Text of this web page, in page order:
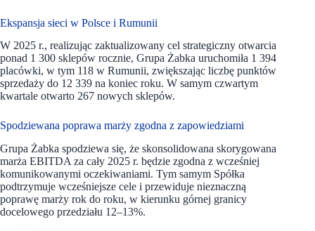
Ekspansja sieci w Polsce i Rumunii
W 2025 r., realizując zaktualizowany cel strategiczny otwarcia
ponad 1 300 sklepów rocznie, Grupa Żabka uruchomiła 1 394
placówki, w tym 118 w Rumunii, zwiększając liczbę punktów
sprzedaży do 12 339 na koniec roku. W samym czwartym
kwartale otwarto 267 nowych sklepów.
Spodziewana poprawa marży zgodna z zapowiedziami
Grupa Żabka spodziewa się, że skonsolidowana skorygowana
marża EBITDA za cały 2025 r. będzie zgodna z wcześniej
komunikowanymi oczekiwaniami. Tym samym Spółka
podtrzymuje wcześniejsze cele i przewiduje nieznaczną
poprawę marży rok do roku, w kierunku górnej granicy
docelowego przedziału 12–13%.